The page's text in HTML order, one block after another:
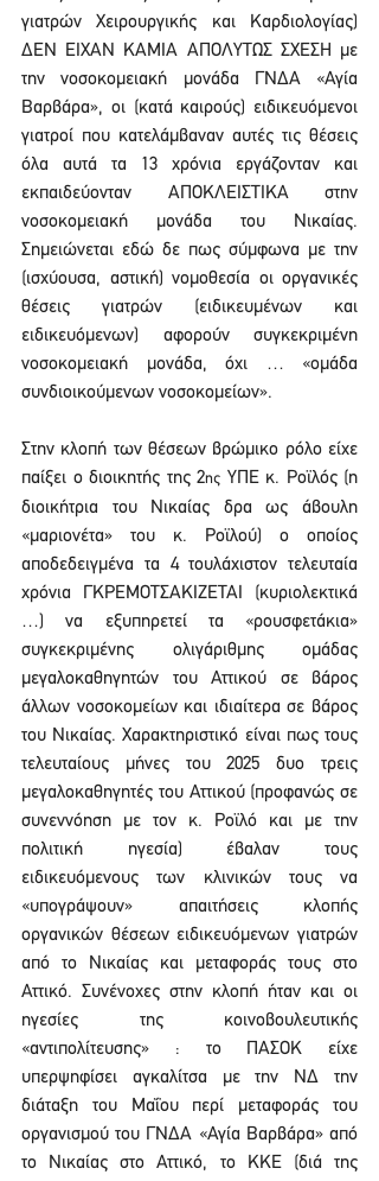
γιατρών Χειρουργικής και Καρδιολογίας)
ΔΕΝ ΕΙΧΑΝ ΚΑΜΙΑ ΑΠΟΛΥΤΩΣ ΣΧΕΣΗ με
την νοσοκομειακή μονάδα ΓΝΔΑ «Αγία
Βαρβάρα», οι (κατά καιρούς) ειδικευόμενοι
γιατροί που κατελάμβαναν αυτές τις θέσεις
όλα αυτά τα 13 χρόνια εργάζονταν και
εκπαιδεύονταν ΑΠΟΚΛΕΙΣΤΙΚΑ στην
νοσοκομειακή μονάδα του Νικαίας.
Σημειώνεται εδώ δε πως σύμφωνα με την
(ισχύουσα, αστική) νομοθεσία οι οργανικές
θέσεις γιατρών (ειδικευμένων και
ειδικευόμενων) αφορούν συγκεκριμένη
νοσοκομειακή μονάδα, όχι … «ομάδα
συνδιοικούμενων νοσοκομείων».
Στην κλοπή των θέσεων βρώμικο ρόλο είχε
παίξει ο διοικητής της 2ης ΥΠΕ κ. Ροϊλός (η
διοικήτρια του Νικαίας δρα ως άβουλη
«μαριονέτα» του κ. Ροϊλού) ο οποίος
αποδεδειγμένα τα 4 τουλάχιστον τελευταία
χρόνια ΓΚΡΕΜΟΤΣΑΚΙΖΕΤΑΙ (κυριολεκτικά
…) να εξυπηρετεί τα «ρουσφετάκια»
συγκεκριμένης ολιγάριθμης ομάδας
μεγαλοκαθηγητών του Αττικού σε βάρος
άλλων νοσοκομείων και ιδιαίτερα σε βάρος
του Νικαίας. Χαρακτηριστικό είναι πως τους
τελευταίους μήνες του 2025 δυο τρεις
μεγαλοκαθηγητές του Αττικού (προφανώς σε
συνεννόηση με τον κ. Ροϊλό και με την
πολιτική ηγεσία) έβαλαν τους
ειδικευόμενους των κλινικών τους να
«υπογράψουν» απαιτήσεις κλοπής
οργανικών θέσεων ειδικευόμενων γιατρών
από το Νικαίας και μεταφοράς τους στο
Αττικό. Συνένοχες στην κλοπή ήταν και οι
ηγεσίες της κοινοβουλευτικής
«αντιπολίτευσης» : το ΠΑΣΟΚ είχε
υπερψηφίσει αγκαλίτσα με την ΝΔ την
διάταξη του Μαΐου περί μεταφοράς του
οργανισμού του ΓΝΔΑ «Αγία Βαρβάρα» από
το Νικαίας στο Αττικό, το ΚΚΕ (διά της